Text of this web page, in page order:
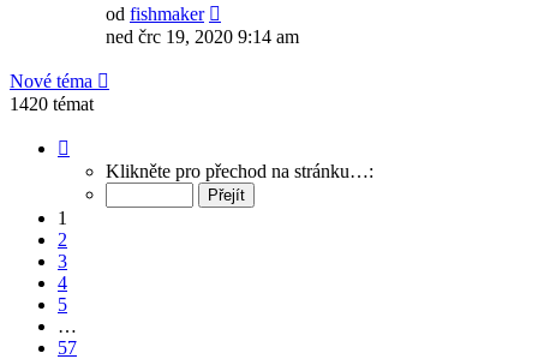
od fishmaker
poslední
ned črc 19, 2020 9:14 am
Nové téma
1420 témat
Klikněte pro přechod na stránku…:
1
2
3
4
5
…
57